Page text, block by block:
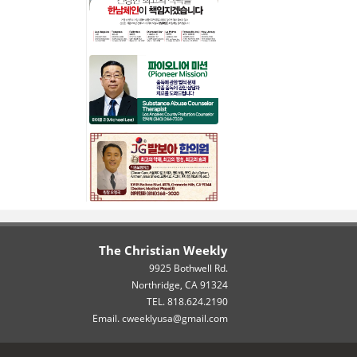
The Christian Weekly
9925 Bothwell Rd.
Northridge, CA 91324
TEL. 818.624.2190
Email. cweeklyusa@gmail.com